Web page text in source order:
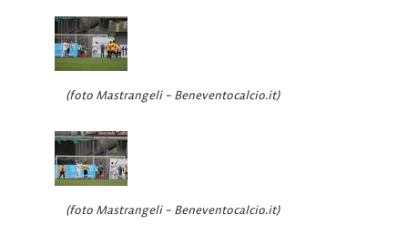
(foto Mastrangeli – Beneventocalcio.it)
(foto Mastrangeli – Beneventocalcio.it)